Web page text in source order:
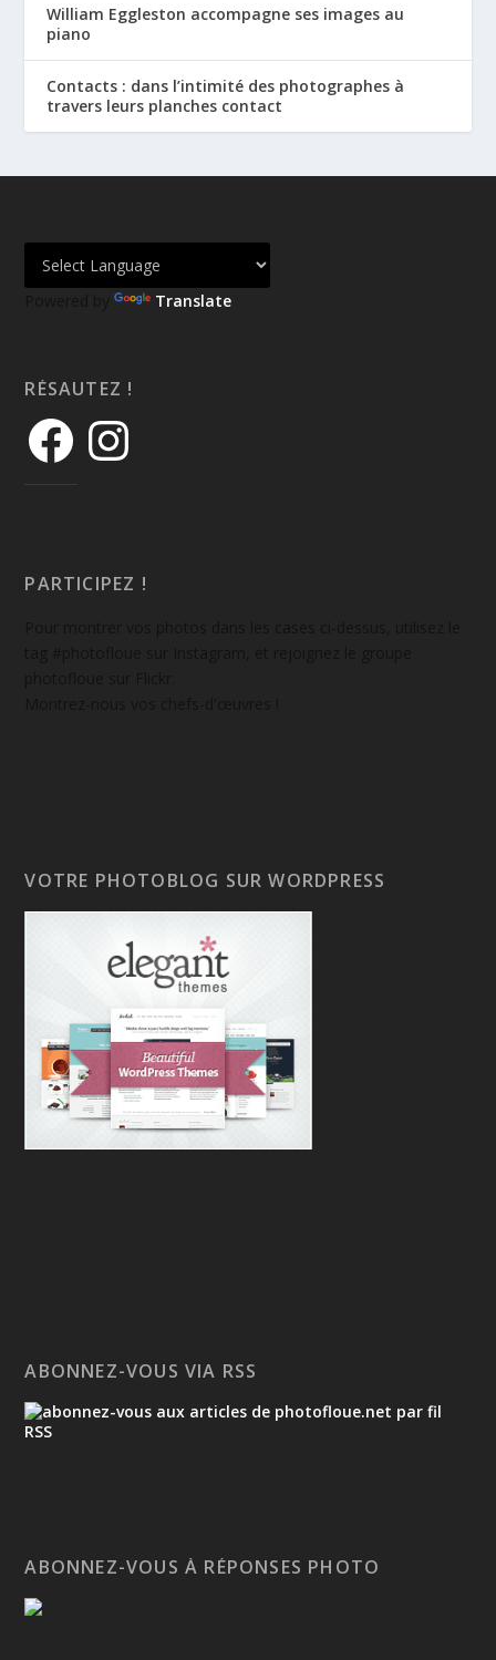
William Eggleston accompagne ses images au
piano
Contacts : dans l’intimité des photographes à
travers leurs planches contact
Powered by Translate
RÉSAUTEZ !
PARTICIPEZ !
VOTRE PHOTOBLOG SUR WORDPRESS
ABONNEZ-VOUS VIA RSS
ABONNEZ-VOUS À RÉPONSES PHOTO